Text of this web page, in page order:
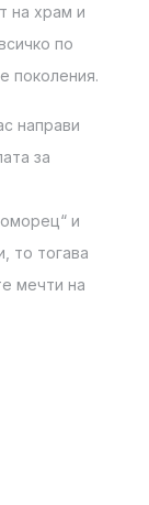
на храм и
по
поколения.
направи
за
и
то тогава
мечти на